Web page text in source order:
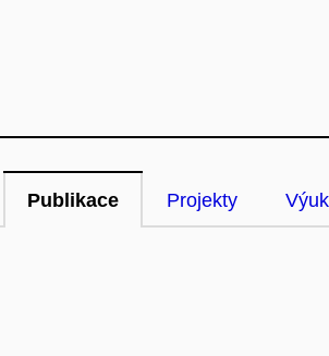
Publikace Projekty